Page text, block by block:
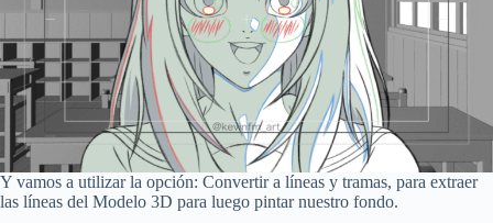
Y vamos a utilizar la opción: Convertir a líneas y tramas, para extraer
las líneas del Modelo 3D para luego pintar nuestro fondo.